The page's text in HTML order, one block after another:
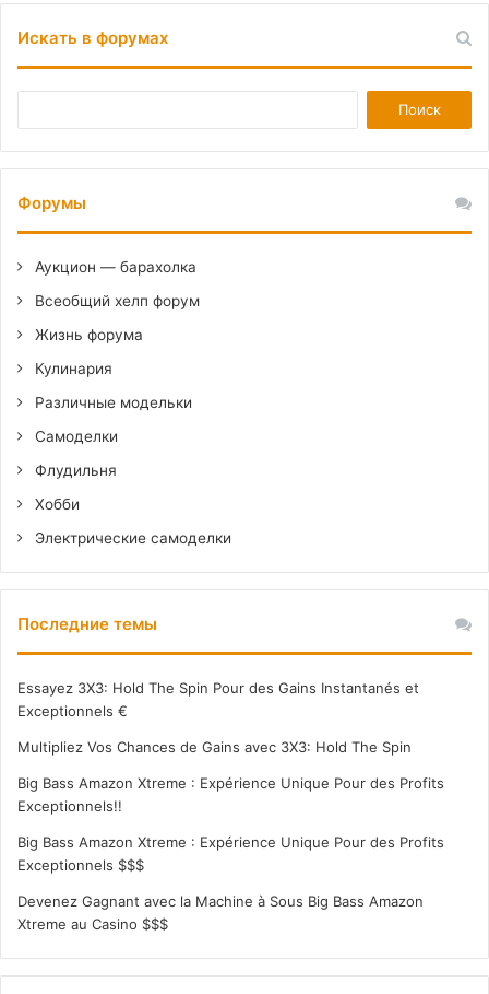
Искать в форумах
Форумы
Аукцион — барахолка
Всеобщий хелп форум
Жизнь форума
Кулинария
Различные модельки
Самоделки
Флудильня
Хобби
Электрические самоделки
Последние темы
Essayez 3X3: Hold The Spin Pour des Gains Instantanés et
Exceptionnels €
Multipliez Vos Chances de Gains avec 3X3: Hold The Spin
Big Bass Amazon Xtreme : Expérience Unique Pour des Profits
Exceptionnels!!
Big Bass Amazon Xtreme : Expérience Unique Pour des Profits
Exceptionnels $$$
Devenez Gagnant avec la Machine à Sous Big Bass Amazon
Xtreme au Casino $$$